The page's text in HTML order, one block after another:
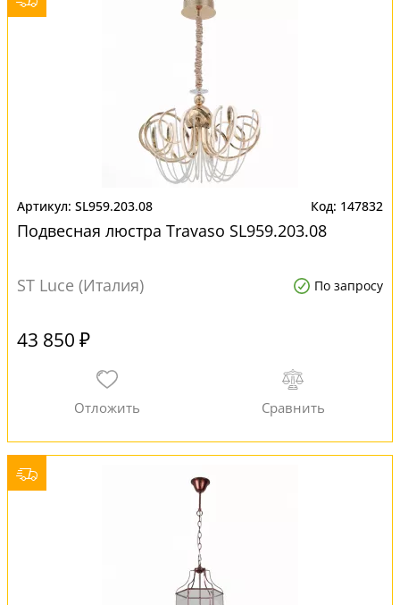
SL959.203.08 147832
Подвесная люстра Travaso SL959.203.08
ST Luce (Италия) По запросу
43 850 ₽